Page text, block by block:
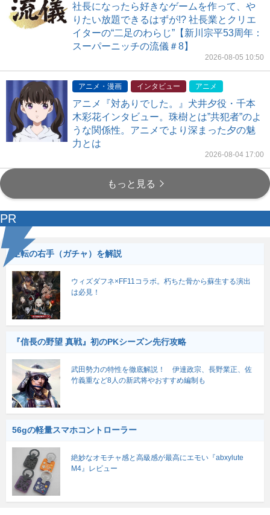
社長になったら好きなゲームを作って、や
りたい放題できるはずが!? 社長業とクリエ
イターの“二足のわらじ”【新川宗平53周年：
スーパーニッチの流儀＃8】
2026-08-05 10:50
アニメ・漫画 インタビュー アニメ
アニメ『対ありでした。』犬井夕役・千本
木彩花インタビュー。珠樹とは”共犯者”のよ
うな関係性。アニメでより深まった夕の魅
力とは
2026-08-04 17:00
もっと見る
PR
逆転の右手（ガチャ）を解説
ウィズダフネ×FF11コラボ。朽ちた骨から蘇生する演出
は必見！
『信長の野望 真戦』初のPKシーズン先行攻略
武田勢力の特性を徹底解説！ 伊達政宗、長野業正、佐
竹義重など8人の新武将やおすすめ編制も
56gの軽量スマホコントローラー
絶妙なオモチャ感と高級感が最高にエモい『abxylute
M4』レビュー